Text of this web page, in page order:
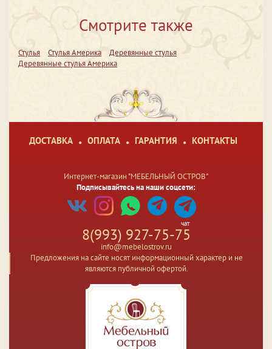
Смотрите также
Стулья Стулья Америка
Деревянные стулья
Деревянные стулья Америка
ДОСТАВКА ОПЛАТА ГАРАНТИЯ КОНТАКТЫ
Интернет-магазин "МЕБЕЛЬНЫЙ ОСТРОВ"
Подписывайтесь на наши соцсети:
чат
8(993) 927-75-75
info@mebelostrov.ru
Предложения на сайте носят информационный характер и не
являются публичной офертой.